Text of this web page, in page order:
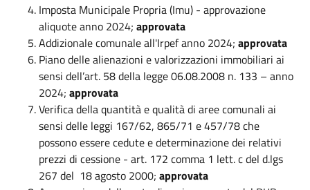
Imposta Municipale Propria (Imu) - approvazione
aliquote anno 2024; approvata
Addizionale comunale all'Irpef anno 2024; approvata
Piano delle alienazioni e valorizzazioni immobiliari ai
sensi dell’art. 58 della legge 06.08.2008 n. 133 – anno
2024; approvata
Verifica della quantità e qualità di aree comunali ai
sensi delle leggi 167/62, 865/71 e 457/78 che
possono essere cedute e determinazione dei relativi
prezzi di cessione - art. 172 comma 1 lett. c del d.lgs
267 del 18 agosto 2000; approvata